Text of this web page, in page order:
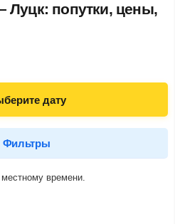
Луцк: попутки, цены,
дату
Фильтры
времени.